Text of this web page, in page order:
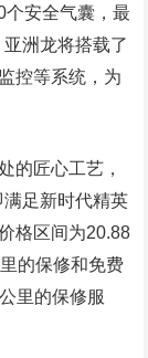
个安全气囊，最
洲龙将搭载了
控等系统，为
的匠心工艺，
足新时代精英
格区间为20.88
的保修和免费
里的保修服